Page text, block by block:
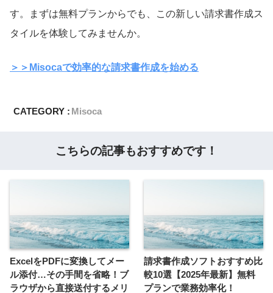
す。まずは無料プランからでも、この新しい請求書作成ス
タイルを体験してみませんか。
＞＞Misocaで効率的な請求書作成を始める
CATEGORY : Misoca
こちらの記事もおすすめです！
ExcelをPDFに変換してメー
ル添付…その手間を省略！ブ
ラウザから直接送付するメリ
請求書作成ソフトおすすめ比
較10選【2025年最新】無料
プランで業務効率化！